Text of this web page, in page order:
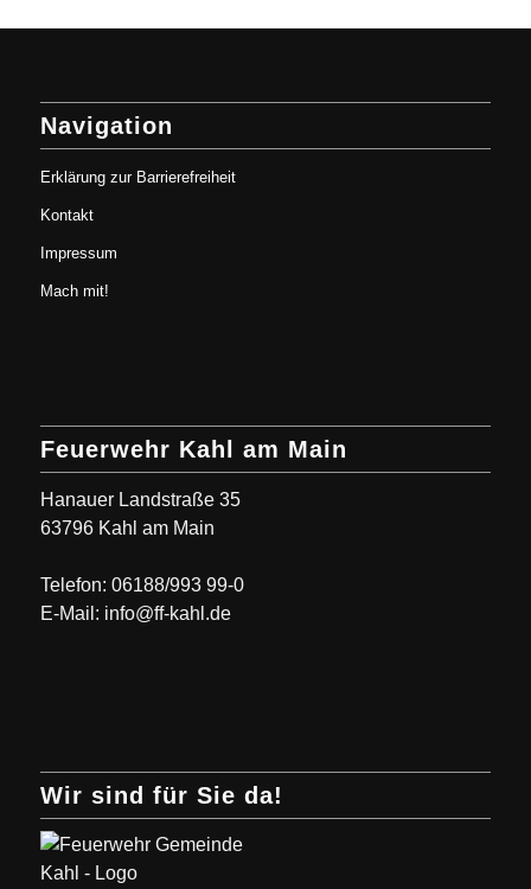
Navigation
Erklärung zur Barrierefreiheit
Kontakt
Impressum
Mach mit!
Feuerwehr Kahl am Main
Hanauer Landstraße 35
63796 Kahl am Main
Telefon: 06188/993 99-0
E-Mail: info@ff-kahl.de
Wir sind für Sie da!